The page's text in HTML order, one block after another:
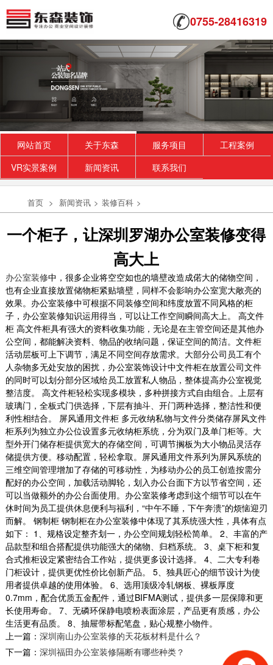
0755-28416319
网站首页 关于东森 服务项目
工程案例
VR实景案例
新闻资讯 联系我们
首页 > 新闻资讯 > 装修百科 >
一个柜子，让深圳罗湖办公室装修变得
高大上
办公室装修中，很多企业将空空如也的墙壁改造成偌大的储物空间，
也有企业直接放置储物柜紧贴墙壁，同样不会影响办公室宽大敞亮的
效果。办公室装修中可根据不同装修空间和纬度放置不同风格的柜
子，办公室装修知识运用得当，可以让工作空间瞬间高大上。 高文件
柜 高文件柜具有强大的资料收集功能，无论是在主管空间还是其他办
公空间，都能解决资料、物品的收纳问题，保证空间的简洁。文件柜
活动层板可上下调节，满足不同空间存放需求。大部分公司员工有个
人杂物多无处安放的困扰，办公室装饰设计中文件柜在放置公司文件
的同时可以划分部分区域给员工放置私人物品，整体提高办公室视觉
整洁度。 高文件柜轻松实现多模块，多种拼接方式自由组合。上层有
玻璃门，全板式门供选择，下层有抽斗、开门两种选择，整洁性和便
利性相结合。 屏风通用文件柜 多元收纳私物与文件分类储存屏风文件
柜系列为独立办公位设置多元收纳柜系统，分为双门及单门柜等。大
型外开门储存柜提供宽大的存储空间，可调节搁板为大小物品灵活存
储提供方便。移动配置，轻松拿取。屏风通用文件系列为屏风系统的
三维空间管理增加了存储的可移动性，为移动办公的员工创造按需分
配好的办公空间，加载活动脚轮，划入办公台面下方以节省空间，还
可以当做额外的办公台面使用。办公室装修考虑到这个细节可以在午
休时间为员工提供休息便利与福利，“中午不睡，下午奔溃”的烦恼迎刃
而解。 钢制柜 钢制柜在办公室装修中体现了其系统强大性，具体有点
如下： 1、规格设定整齐划一，办公空间规划轻松简单。 2、丰富的产
品款型和组合搭配提供功能强大的储物、归档系统。 3、桌下柜和复
合式推柜设定紧密结合工作站，提供更多设计选择。 4、二大专利卷
门柜设计，提供更优性价比创新产品。 5、独具匠心的细节设计为使
用者提供卓越的使用体验。 6、选用顶级冷轧钢板、裸板厚度
0.7mm，配合优质五金配件，通过BIFMA测试，提供多一层保障和更
长使用寿命。 7、无磷环保静电喷粉表面涂层，产品更有质感，办公
生活更有品质。 8、抽屉带标配笔盘，贴心规整小物件。
上一篇： 深圳南山办公室装修的天花板材料是什么？
下一篇： 深圳福田办公室装修隔断有哪些种类？
大型办公室装修_海汇联合
这是一个小尺度的联合办公空间设计，包括7间
办公室，12个固定工位，8个自由办公座位，水
吧，休闲沙龙等...
2018-08-21
互联网办公室装修
办公室是为处理一种特定事务的地方或提供服务
的地方，而办公室装修设计则能恰到好处的突出
公司、企业文...
2018-06-21
复式装修设计_文化公司办公室
中式格局的开阔和借景之妙是设计的难点。因此